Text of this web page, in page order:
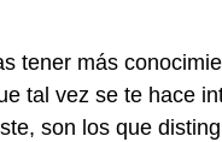
tener más
tal vez se te hace
son los que